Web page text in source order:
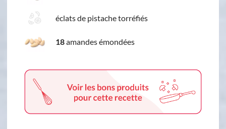
éclats de pistache torréfiés
18amandes émondées